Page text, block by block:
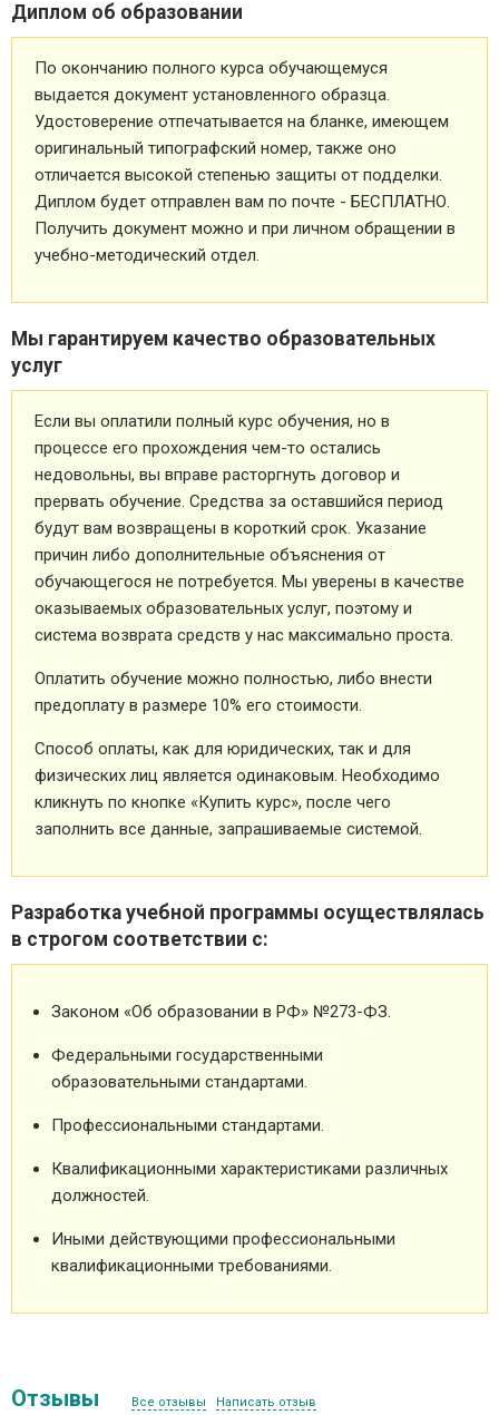
Диплом об образовании
По окончанию полного курса обучающемуся
выдается документ установленного образца.
Удостоверение отпечатывается на бланке, имеющем
оригинальный типографский номер, также оно
отличается высокой степенью защиты от подделки.
Диплом будет отправлен вам по почте - БЕСПЛАТНО.
Получить документ можно и при личном обращении в
учебно-методический отдел.
Мы гарантируем качество образовательных
услуг
Если вы оплатили полный курс обучения, но в
процессе его прохождения чем-то остались
недовольны, вы вправе расторгнуть договор и
прервать обучение. Средства за оставшийся период
будут вам возвращены в короткий срок. Указание
причин либо дополнительные объяснения от
обучающегося не потребуется. Мы уверены в качестве
оказываемых образовательных услуг, поэтому и
система возврата средств у нас максимально проста.
Оплатить обучение можно полностью, либо внести
предоплату в размере 10% его стоимости.
Способ оплаты, как для юридических, так и для
физических лиц является одинаковым. Необходимо
кликнуть по кнопке «Купить курс», после чего
заполнить все данные, запрашиваемые системой.
Разработка учебной программы осуществлялась
в строгом соответствии с:
Законом «Об образовании в РФ» №273-ФЗ.
Федеральными государственными
образовательными стандартами.
Профессиональными стандартами.
Квалификационными характеристиками различных
должностей.
Иными действующими профессиональными
квалификационными требованиями.
Отзывы Все отзывы Написать отзыв